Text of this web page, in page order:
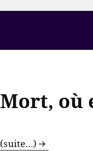
Mort, où
(suite…)